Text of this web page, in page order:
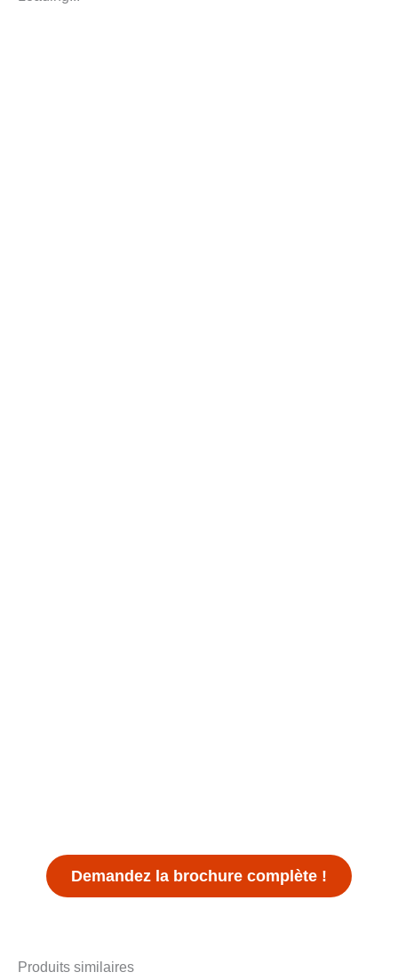
Demandez la brochure complète !
Produits similaires